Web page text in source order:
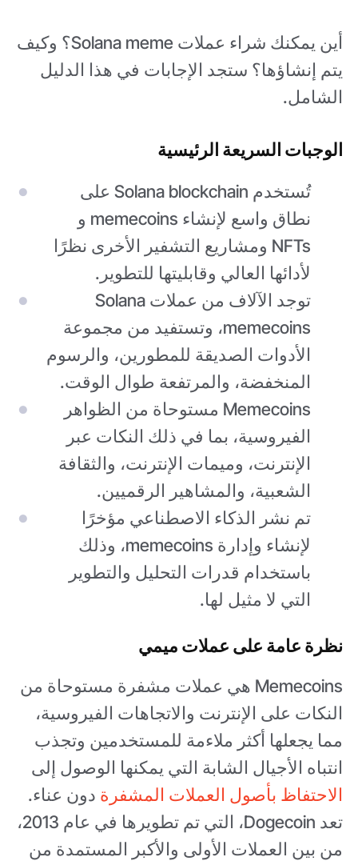
أين يمكنك شراء عملات Solana meme؟ وكيف
يتم إنشاؤها؟ ستجد الإجابات في هذا الدليل
الشامل.
الوجبات السريعة الرئيسية
تُستخدم Solana blockchain على
نطاق واسع لإنشاء memecoins و
NFTs ومشاريع التشفير الأخرى نظرًا
لأدائها العالي وقابليتها للتطوير.
توجد الآلاف من عملات Solana
memecoins، وتستفيد من مجموعة
الأدوات الصديقة للمطورين، والرسوم
المنخفضة، والمرتفعة طوال الوقت.
Memecoins مستوحاة من الظواهر
الفيروسية، بما في ذلك النكات عبر
الإنترنت، وميمات الإنترنت، والثقافة
الشعبية، والمشاهير الرقميين.
تم نشر الذكاء الاصطناعي مؤخرًا
لإنشاء وإدارة memecoins، وذلك
باستخدام قدرات التحليل والتطوير
التي لا مثيل لها.
نظرة عامة على عملات ميمي
Memecoins هي عملات مشفرة مستوحاة من
النكات على الإنترنت والاتجاهات الفيروسية،
مما يجعلها أكثر ملاءمة للمستخدمين وتجذب
انتباه الأجيال الشابة التي يمكنها الوصول إلى
الاحتفاظ بأصول العملات المشفرة دون عناء.
تعد Dogecoin، التي تم تطويرها في عام 2013،
من بين العملات الأولى والأكبر المستمدة من